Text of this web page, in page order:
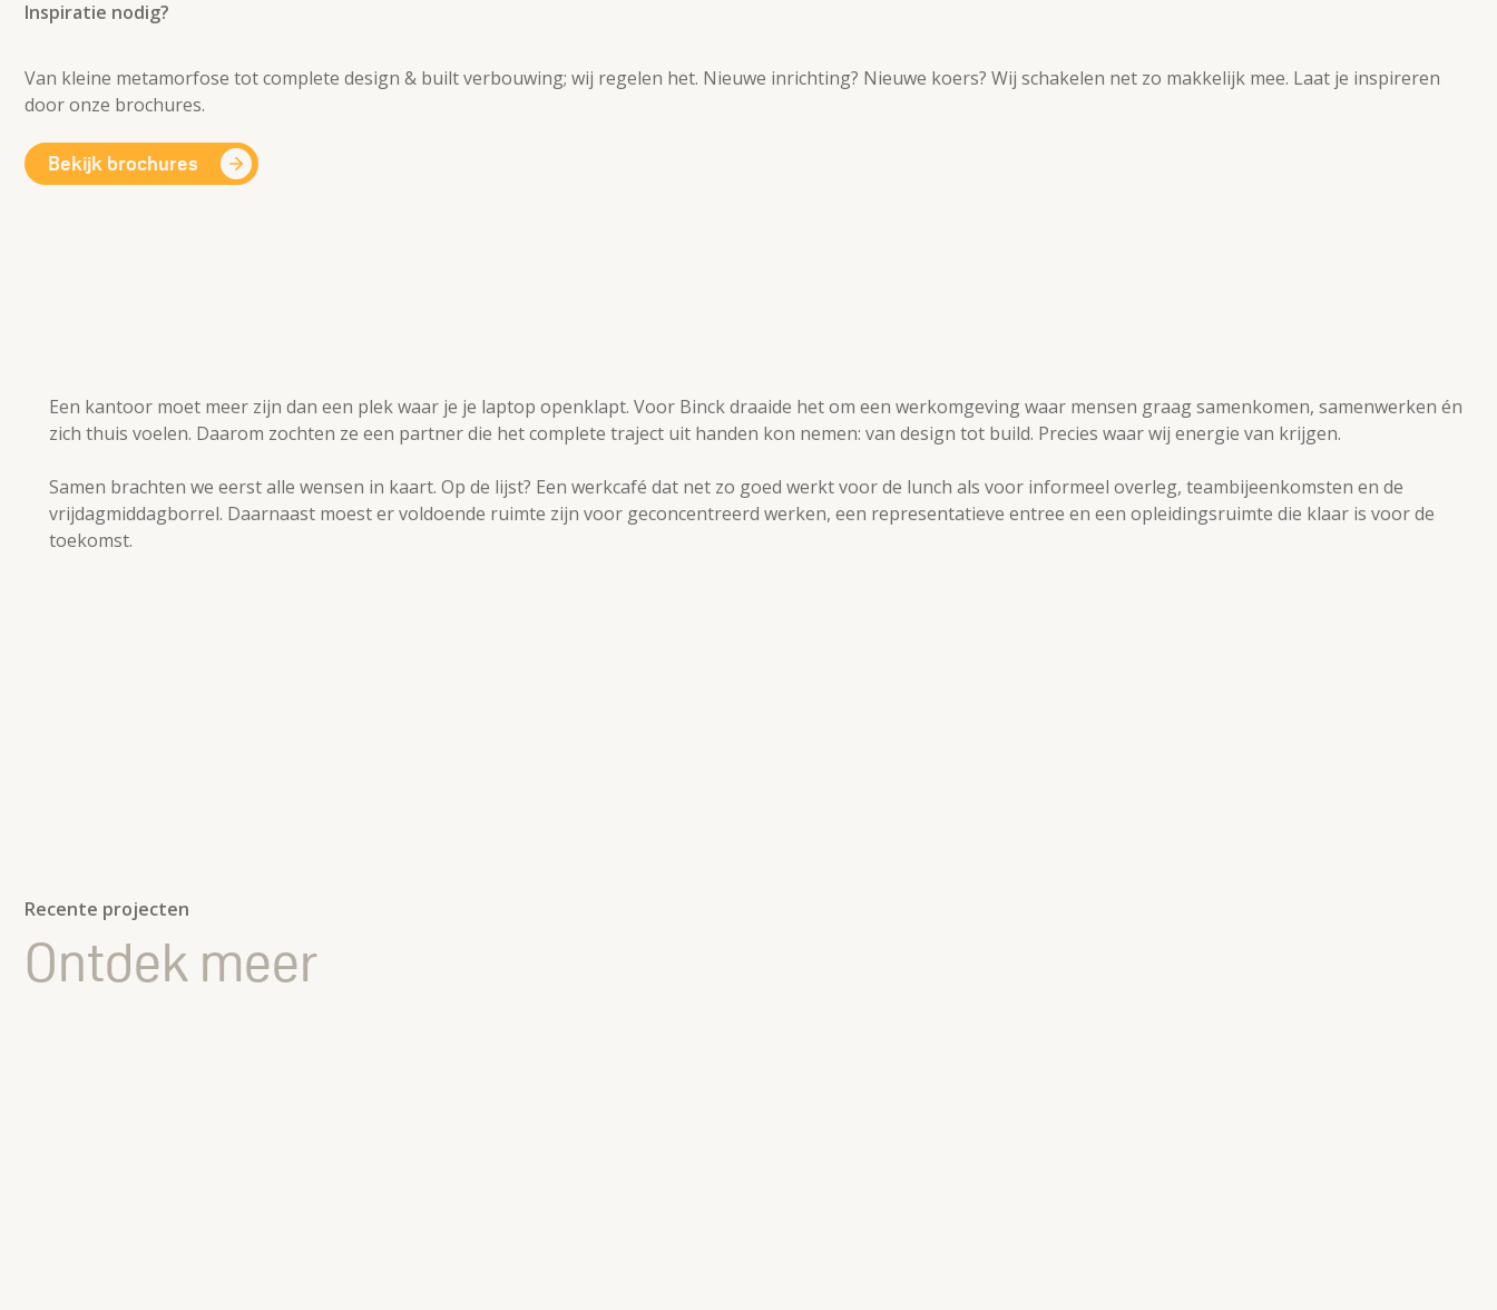
Inspiratie nodig?
Van kleine metamorfose tot complete design & built verbouwing; wij regelen het. Nieuwe inrichting? Nieuwe koers? Wij schakelen net zo makkelijk mee. Laat je inspireren
door onze brochures.
Bekijk brochures
Een kantoor moet meer zijn dan een plek waar je je laptop openklapt. Voor Binck draaide het om een werkomgeving waar mensen graag samenkomen, samenwerken én
zich thuis voelen. Daarom zochten ze een partner die het complete traject uit handen kon nemen: van design tot build. Precies waar wij energie van krijgen.
Samen brachten we eerst alle wensen in kaart. Op de lijst? Een werkcafé dat net zo goed werkt voor de lunch als voor informeel overleg, teambijeenkomsten en de
vrijdagmiddagborrel. Daarnaast moest er voldoende ruimte zijn voor geconcentreerd werken, een representatieve entree en een opleidingsruimte die klaar is voor de
toekomst.
Recente projecten
Ontdek meer